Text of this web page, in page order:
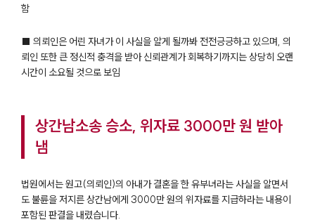
함
■ 의뢰인은 어린 자녀가 이 사실을 알게 될까봐 전전긍긍하고 있으며, 의
뢰인 또한 큰 정신적 충격을 받아 신뢰관계가 회복하기까지는 상당히 오랜
시간이 소요될 것으로 보임
상간남소송 승소, 위자료 3000만 원 받아
냄
법원에서는 원고(의뢰인)의 아내가 결혼을 한 유부녀라는 사실을 알면서
도 불륜을 저지른 상간남에게 3000만 원의 위자료를 지급하라는 내용이
포함된 판결을 내렸습니다.